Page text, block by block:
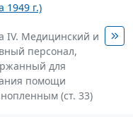
1949 г.)
IV. Медицинский и
персонал,
для
помощи
(ст. 33)